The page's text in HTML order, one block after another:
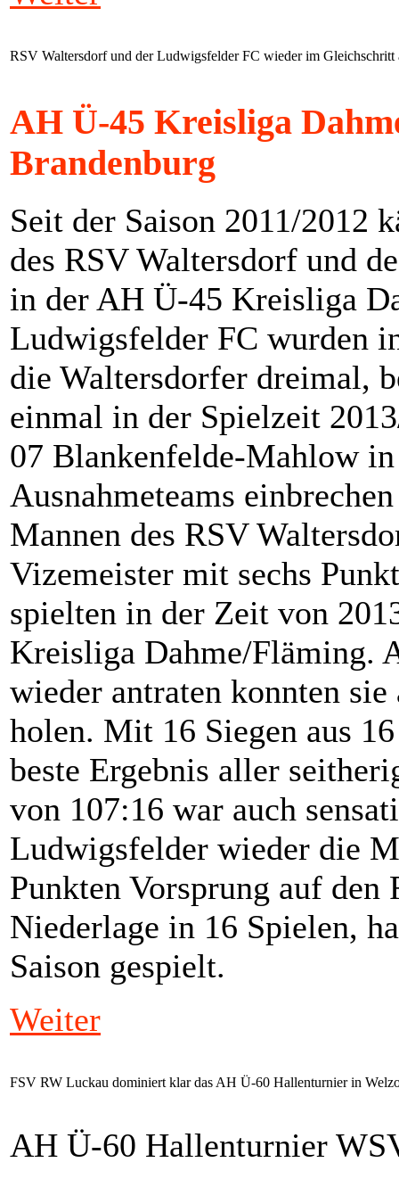
RSV Waltersdorf und der Ludwigsfelder FC wieder im Gleichschritt
AH Ü-45 Kreisliga
Brandenburg
Seit der Saison 2011/2012
des RSV Waltersdorf und
in der AH Ü-45 Kreisliga
Ludwigsfelder FC wurden
die Waltersdorfer dreimal,
einmal in der Spielzeit
07 Blankenfelde-Mahlow
Ausnahmeteams
Mannen des RSV
Vizemeister mit sechs
spielten in der Zeit von
Kreisliga Dahme/Fläming.
wieder antraten konnten
holen. Mit 16 Siegen aus
beste Ergebnis aller
von 107:16 war auch
Ludwigsfelder wieder die
Punkten Vorsprung auf
Niederlage in 16 Spielen,
Saison gespielt.
Weiter
FSV RW Luckau dominiert klar das AH Ü-60 Hallenturnier in
AH Ü-60 Hallenturnier